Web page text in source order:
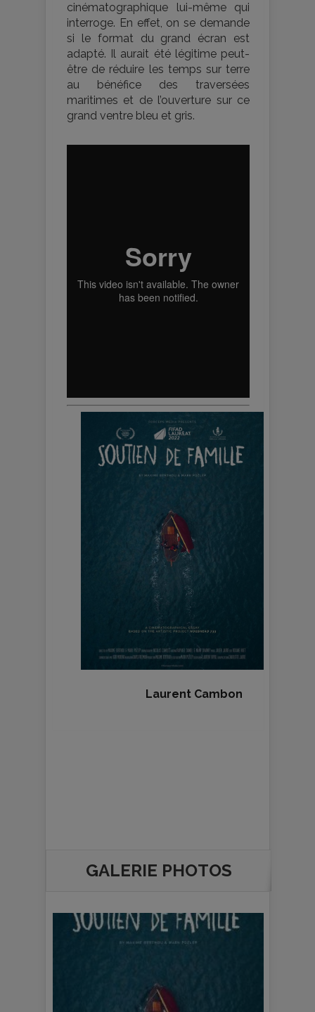
cinématographique lui-même qui
interroge. En effet, on se demande
si le format du grand écran est
adapté. Il aurait été légitime peut-
être de réduire les temps sur terre
au bénéfice des traversées
maritimes et de l’ouverture sur ce
grand ventre bleu et gris.
Laurent Cambon
GALERIE PHOTOS